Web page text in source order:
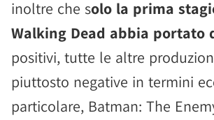
inoltre che solo la prima
Walking Dead abbia portato
positivi, tutte le altre
piuttosto negative in termini
particolare, Batman: The